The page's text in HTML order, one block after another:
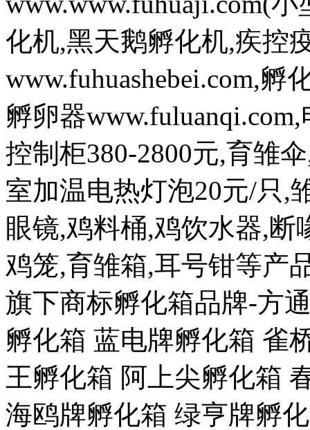
化机,黑天鹅孵化机,疾控
www.fuhuashebei.com,孵
孵卵器
控制柜380-2800元,育雏
室加温电热灯泡20元/只,
眼镜,鸡料桶,鸡饮水器,
鸡笼,育雏箱,耳号钳等产
旗下商标孵化箱品牌-方
孵化箱 蓝电牌孵化箱 雀
王孵化箱 阿上尖孵化箱
海鸥牌孵化箱 绿亨牌孵